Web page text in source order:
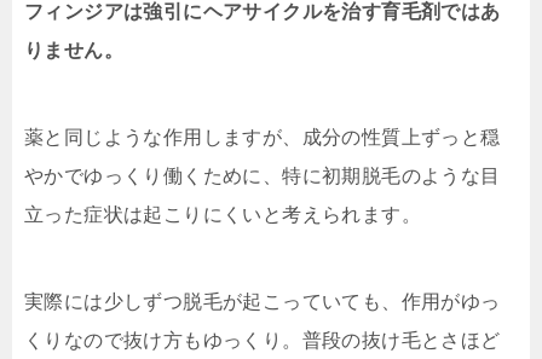
フィンジアは強引にヘアサイクルを治す育毛剤ではあ
りません。
薬と同じような作用しますが、成分の性質上ずっと穏
やかでゆっくり働くために、特に初期脱毛のような目
立った症状は起こりにくいと考えられます。
実際には少しずつ脱毛が起こっていても、作用がゆっ
くりなので抜け方もゆっくり。普段の抜け毛とさほど